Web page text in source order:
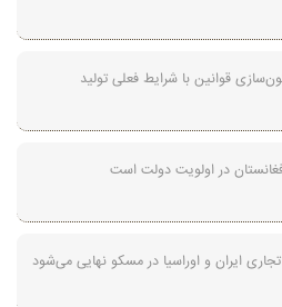
قوانین با شرایط فعلی تولید
در اولویت دولت است
ایران و اوراسیا در مسکو نهایی می‌شود